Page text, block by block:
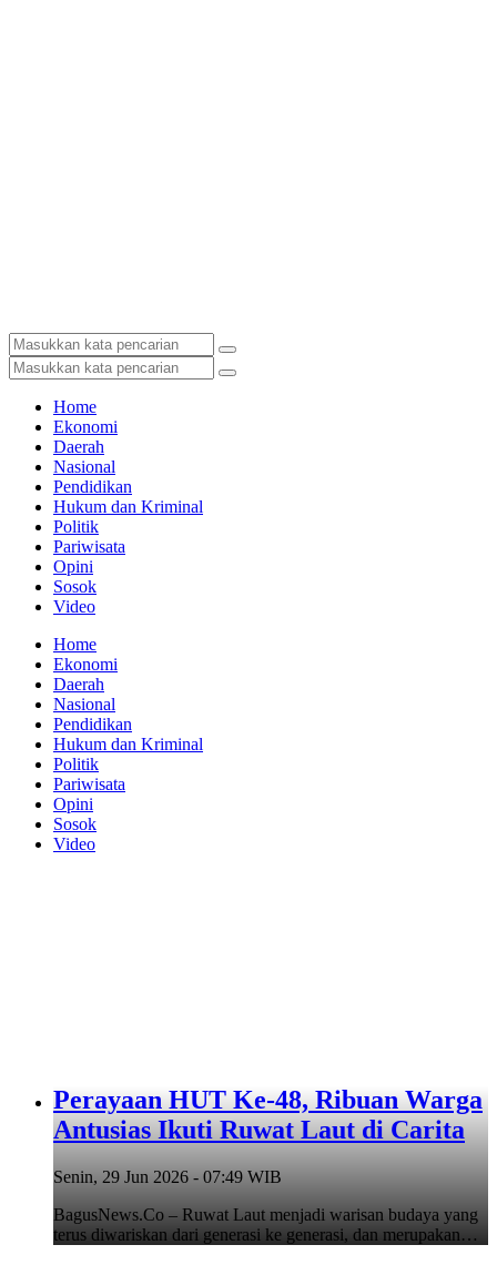
Home
Ekonomi
Daerah
Nasional
Pendidikan
Hukum dan Kriminal
Politik
Pariwisata
Opini
Sosok
Video
Home
Ekonomi
Daerah
Nasional
Pendidikan
Hukum dan Kriminal
Politik
Pariwisata
Opini
Sosok
Video
Perayaan HUT Ke-48, Ribuan Warga
Antusias Ikuti Ruwat Laut di Carita
Senin, 29 Jun 2026 - 07:49 WIB
BagusNews.Co – Ruwat Laut menjadi warisan budaya yang
terus diwariskan dari generasi ke generasi, dan merupakan…